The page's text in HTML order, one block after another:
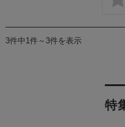
3件中1件～3件を表示
特